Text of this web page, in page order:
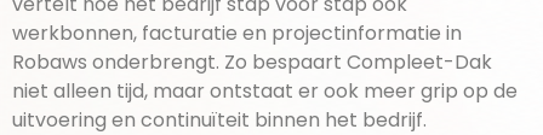
werkbonnen, facturatie en projectinformatie in
Robaws onderbrengt. Zo bespaart Compleet-Dak
niet alleen tijd, maar ontstaat er ook meer grip op de
uitvoering en continuïteit binnen het bedrijf.